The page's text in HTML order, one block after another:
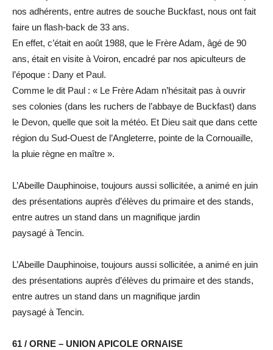
nos adhérents, entre autres de souche Buckfast, nous ont fait
faire un flash-back de 33 ans.
En effet, c’était en août 1988, que le Frère Adam, âgé de 90
ans, était en visite à Voiron, encadré par nos apiculteurs de
l’époque : Dany et Paul.
Comme le dit Paul : « Le Frère Adam n’hésitait pas à ouvrir
ses colonies (dans les ruchers de l’abbaye de Buckfast) dans
le Devon, quelle que soit la météo. Et Dieu sait que dans cette
région du Sud-Ouest de l’Angleterre, pointe de la Cornouaille,
la pluie règne en maître ».
L’Abeille Dauphinoise, toujours aussi sollicitée, a animé en juin
des présentations auprès d’élèves du primaire et des stands,
entre autres un stand dans un magnifique jardin
paysagé à Tencin.
L’Abeille Dauphinoise, toujours aussi sollicitée, a animé en juin
des présentations auprès d’élèves du primaire et des stands,
entre autres un stand dans un magnifique jardin
paysagé à Tencin.
61 / ORNE – UNION APICOLE ORNAISE